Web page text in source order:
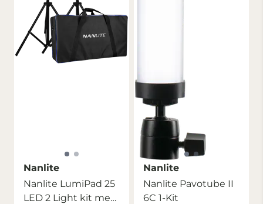
Nanlite
Nanlite LumiPad 25
LED 2 Light kit med
Nanlite
Nanlite Pavotube II
6C 1-Kit